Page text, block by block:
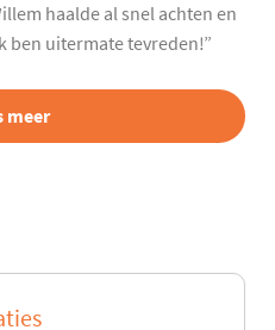
haalde al snel achten en
ben uitermate tevreden!”
meer